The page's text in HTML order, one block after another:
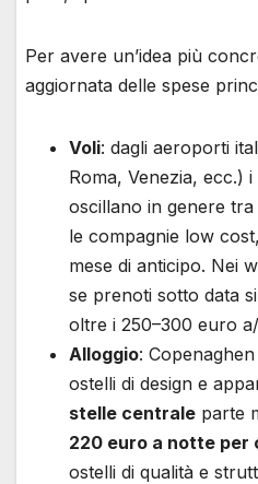
Per avere un’idea più
aggiornata delle spese
Voli: dagli aeroporti
Roma, Venezia, ecc.)
oscillano in genere tra
le compagnie low
mese di anticipo. Nei
se prenoti sotto data
oltre i 250–300 euro
Alloggio:
ostelli di design e
stelle centrale parte
220 euro a notte per
ostelli di qualità e